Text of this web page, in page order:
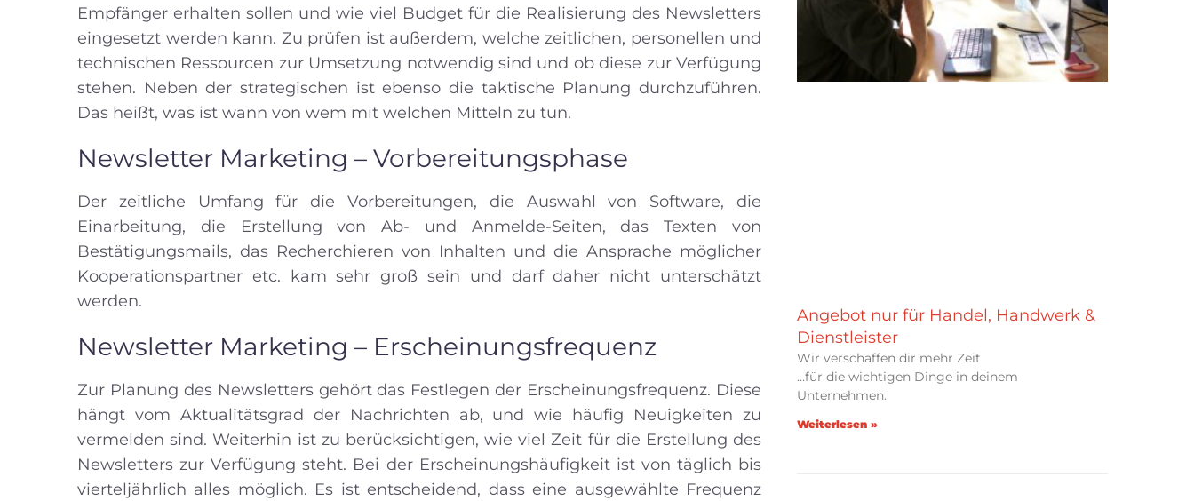
Empfänger erhalten sollen und wie viel Budget für die Realisierung des Newsletters
eingesetzt werden kann. Zu prüfen ist außerdem, welche zeitlichen, personellen und
technischen Ressourcen zur Umsetzung notwendig sind und ob diese zur Verfügung
stehen. Neben der strategischen ist ebenso die taktische Planung durchzuführen.
Das heißt, was ist wann von wem mit welchen Mitteln zu tun.
Newsletter Marketing – Vorbereitungsphase
Der zeitliche Umfang für die Vorbereitungen, die Auswahl von Software, die
Einarbeitung, die Erstellung von Ab- und Anmelde-Seiten, das Texten von
Bestätigungsmails, das Recherchieren von Inhalten und die Ansprache möglicher
Kooperationspartner etc. kam sehr groß sein und darf daher nicht unterschätzt
werden.
Newsletter Marketing – Erscheinungsfrequenz
Zur Planung des Newsletters gehört das Festlegen der Erscheinungsfrequenz. Diese
hängt vom Aktualitätsgrad der Nachrichten ab, und wie häufig Neuigkeiten zu
vermelden sind. Weiterhin ist zu berücksichtigen, wie viel Zeit für die Erstellung des
Newsletters zur Verfügung steht. Bei der Erscheinungshäufigkeit ist von täglich bis
vierteljährlich alles möglich. Es ist entscheidend, dass eine ausgewählte Frequenz
Angebot nur für Handel, Handwerk &
Dienstleister
Wir verschaffen dir mehr Zeit
…für die wichtigen Dinge in deinem
Unternehmen.
Weiterlesen »